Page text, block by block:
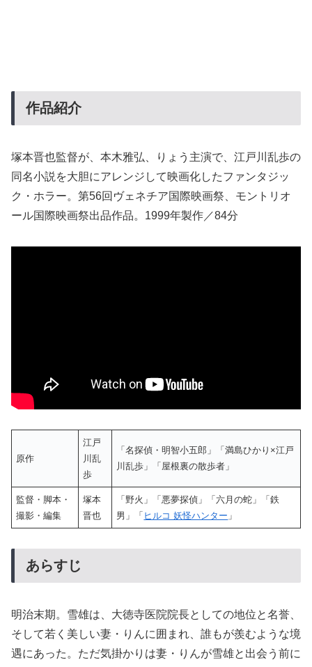
作品紹介
塚本晋也監督が、本木雅弘、りょう主演で、江戸川乱歩の
同名小説を大胆にアレンジして映画化したファンタジッ
ク・ホラー。第56回ヴェネチア国際映画祭、モントリオ
ール国際映画祭出品作品。1999年製作／84分
原作
江戸
川乱
歩
「名探偵・明智小五郎」「満島ひかり×江戸
川乱歩」「屋根裏の散歩者」
監督・脚本・
撮影・編集
塚本
晋也
「野火」「悪夢探偵」「六月の蛇」「鉄
男」「 ヒルコ 妖怪ハンター 」
あらすじ
明治末期。雪雄は、大徳寺医院院長としての地位と名誉、
そして若く美しい妻・りんに囲まれ、誰もが羨むような境
遇にあった。ただ気掛かりは妻・りんが雪雄と出会う前に